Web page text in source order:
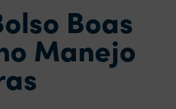
Boas
Manejo